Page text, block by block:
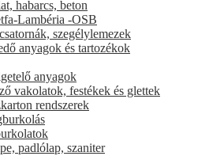
habarcs, beton
Lambéria -OSB
szegélylemezek
anyagok és tartozékok
anyagok
vakolatok, festékek és glettek
rendszerek
padlólap, szaniter